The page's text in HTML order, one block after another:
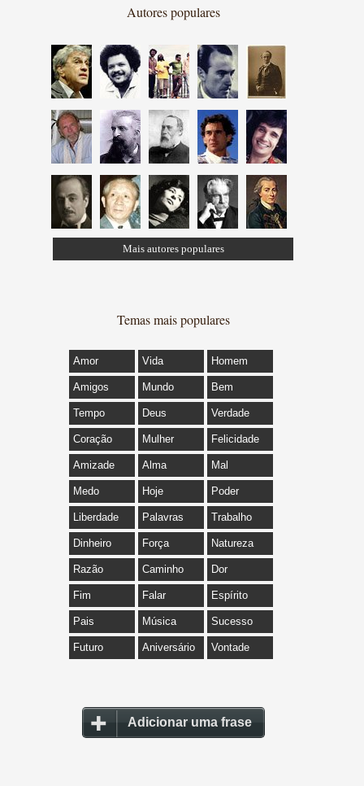
Autores populares
Mais autores populares
Temas mais populares
Amor Vida Homem
Amigos Mundo Bem
Tempo Deus Verdade
Coração Mulher Felicidade
Amizade Alma Mal
Medo Hoje Poder
Liberdade Palavras Trabalho
Dinheiro Força Natureza
Razão Caminho Dor
Fim Falar Espírito
Pais Música Sucesso
Futuro Aniversário Vontade
Adicionar uma frase